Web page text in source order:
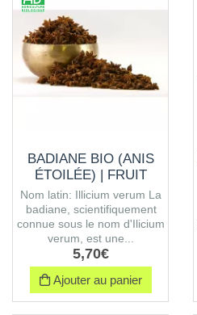
BADIANE BIO (ANIS
ÉTOILÉE) | FRUIT
Nom latin: Illicium verum La
badiane, scientifiquement
connue sous le nom d'Ilicium
verum, est une...
5,70€
Ajouter au panier